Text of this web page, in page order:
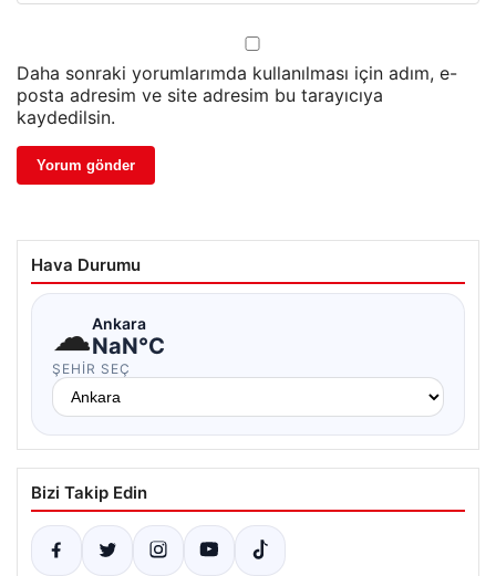
Daha sonraki yorumlarımda kullanılması için adım, e-
posta adresim ve site adresim bu tarayıcıya
kaydedilsin.
Hava Durumu
☁Ankara
NaN°C
ŞEHIR SEÇ
Bizi Takip Edin